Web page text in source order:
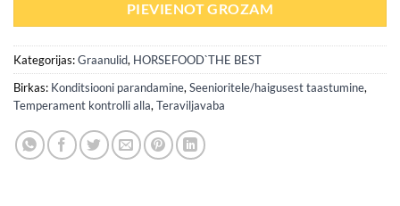
PIEVIENOT GROZAM
Kategorijas:Graanulid, HORSEFOOD`THE BEST
Birkas: Konditsiooni parandamine, Seenioritele/haigusest taastumine,
Temperament kontrolli alla, Teraviljavaba